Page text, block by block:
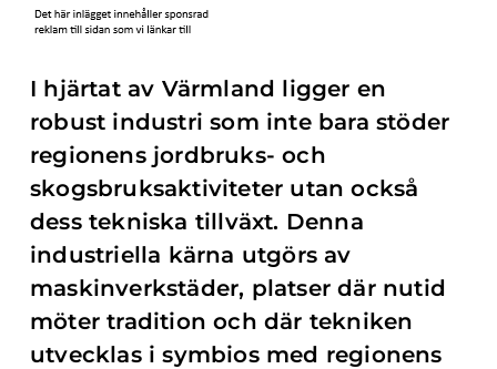
I hjärtat av Värmland ligger en
robust industri som inte bara stöder
regionens jordbruks- och
skogsbruksaktiviteter utan också
dess tekniska tillväxt. Denna
industriella kärna utgörs av
maskinverkstäder, platser där nutid
möter tradition och där tekniken
utvecklas i symbios med regionens